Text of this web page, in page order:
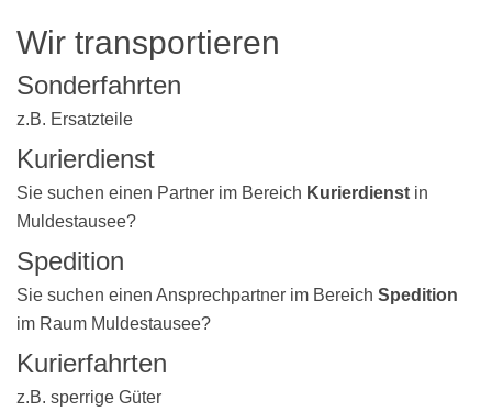
Wir transportieren
Sonderfahrten
z.B. Ersatzteile
Kurierdienst
Sie suchen einen Partner im Bereich Kurierdienst in
Muldestausee?
Spedition
Sie suchen einen Ansprechpartner im Bereich Spedition
im Raum Muldestausee?
Kurierfahrten
z.B. sperrige Güter